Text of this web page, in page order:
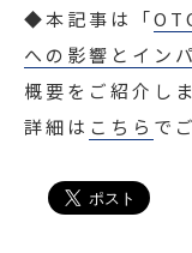
◆本記事は「
への影響とイン
概要をご紹介し
詳細は こちら で